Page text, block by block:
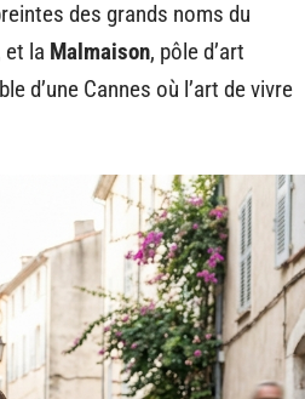
des grands noms du
et la Malmaison, pôle d’art
d’une Cannes où l’art de vivre